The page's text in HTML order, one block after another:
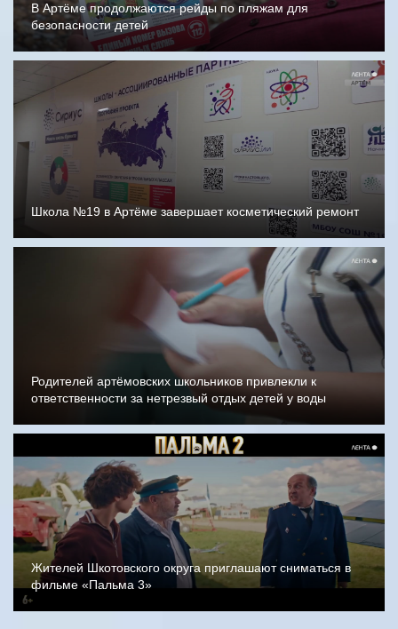
В Артёме продолжаются рейды по пляжам для
безопасности детей
Школа №19 в Артёме завершает косметический ремонт
Родителей артёмовских школьников привлекли к
ответственности за нетрезвый отдых детей у воды
Жителей Шкотовского округа приглашают сниматься в
фильме «Пальма 3»